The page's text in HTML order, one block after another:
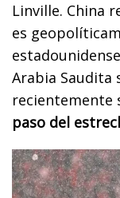
Linville. China
es
Arabia
recientemente
paso del